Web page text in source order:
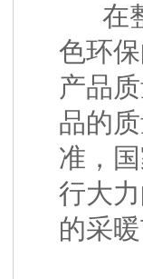
在整
色环
产品
品的
准，
行大
的采